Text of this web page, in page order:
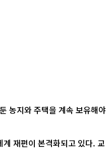
농지와 주택을 계속 보유해야
재편이 본격화되고 있다. 교